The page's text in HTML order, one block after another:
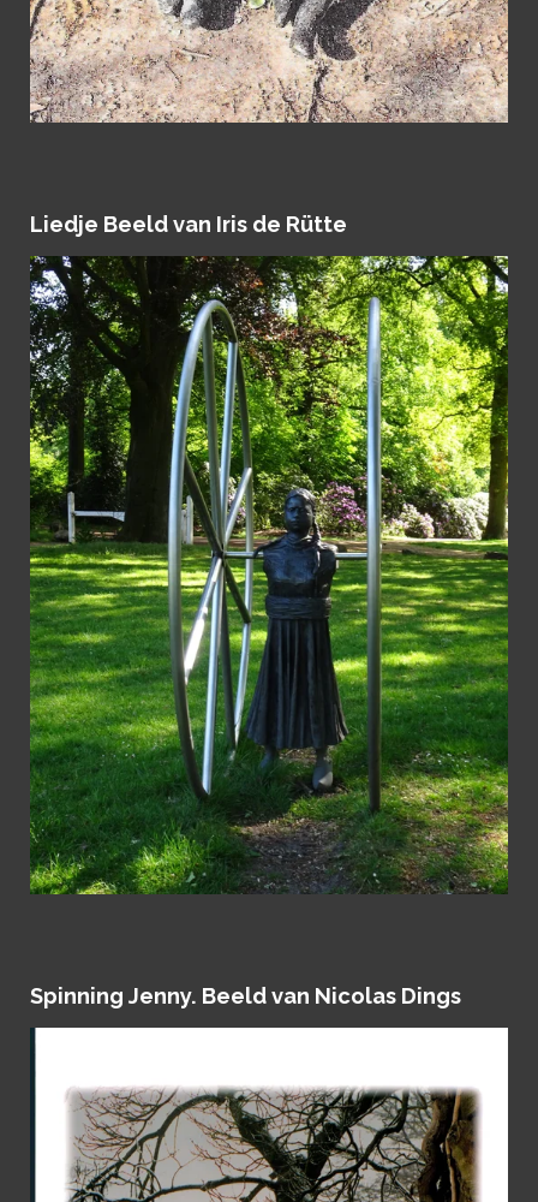
Liedje Beeld van Iris de Rütte
Spinning Jenny. Beeld van Nicolas Dings